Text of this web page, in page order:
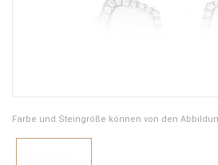
Farbe und Steingröße können von den